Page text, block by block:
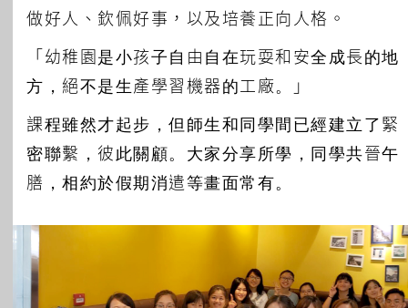
做好人、欽佩好事，以及培養正向人格。
「幼稚園是小孩子自由自在玩耍和安全成長的地
方，絕不是生產學習機器的工廠。」
課程雖然才起步，但師生和同學間已經建立了緊
密聯繫，彼此關顧。大家分享所學，同學共晉午
膳，相約於假期消遣等畫面常有。